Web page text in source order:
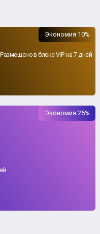
Размещено в блоке VIP на 7 дней
Экономия 10%
Экономия 25%